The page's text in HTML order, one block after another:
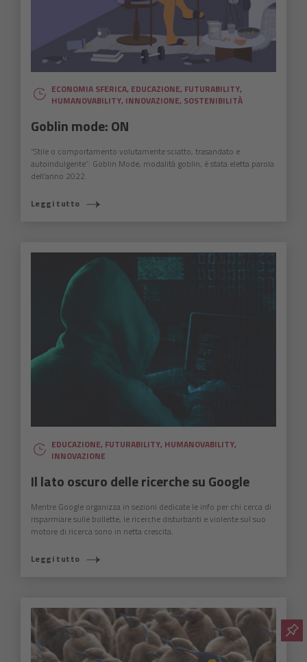
ECONOMIA SFERICA, EDUCAZIONE, FUTURABILITY,
HUMANOVABILITY, INNOVAZIONE, SOSTENIBILITÀ
Goblin mode: ON
“Stile o comportamento volutamente sciatto, trasandato e
autoindulgente”: Goblin Mode, modalità goblin, è stata eletta parola
dell’anno 2022.
Leggi tutto
EDUCAZIONE, FUTURABILITY, HUMANOVABILITY,
INNOVAZIONE
Il lato oscuro delle ricerche su Google
Mentre Google organizza in sezioni dedicate le info per chi cerca di
risparmiare sulle bollette, le ricerche disturbanti e violente sul suo
motore di ricerca sono in netta crescita.
Leggi tutto